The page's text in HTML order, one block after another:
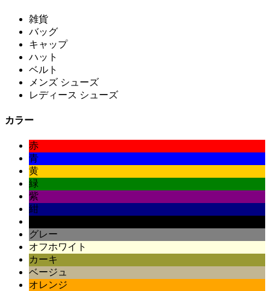
雑貨
バッグ
キャップ
ハット
ベルト
メンズ シューズ
レディース シューズ
カラー
赤
青
黄
緑
紫
紺
グレー
オフホワイト
カーキ
ベージュ
オレンジ